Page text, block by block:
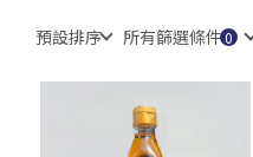
預設排序 所有篩選條件